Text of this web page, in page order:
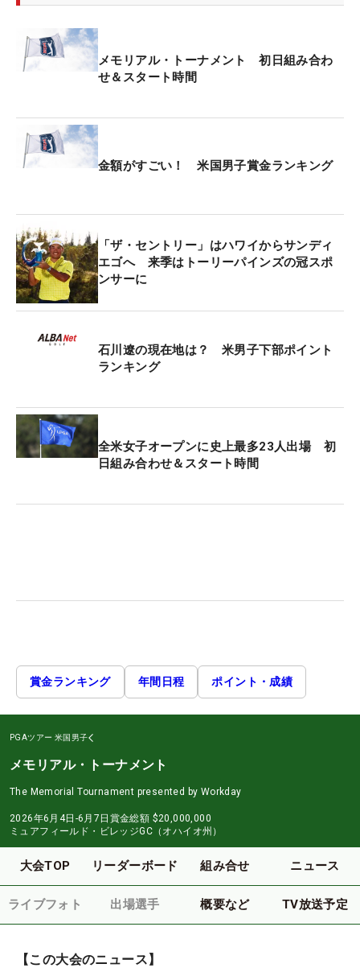
メモリアル・トーナメント 初日組み合わ
せ＆スタート時間
金額がすごい！ 米国男子賞金ランキング
「ザ・セントリー」はハワイからサンディ
エゴへ 来季はトーリーパインズの冠スポ
ンサーに
石川遼の現在地は？ 米男子下部ポイント
ランキング
全米女子オープンに史上最多23人出場 初
日組み合わせ＆スタート時間
賞金ランキング 年間日程 ポイント・成績
PGAツアー 米国男子
メモリアル・トーナメント
The Memorial Tournament presented by Workday
2026年6月4日-6月7日 賞金総額 $20,000,000
ミュアフィールド・ビレッジGC（オハイオ州）
大会TOP リーダーボード 組み合せ ニュース
ライブフォト 出場選手 概要など TV放送予定
【この大会のニュース】